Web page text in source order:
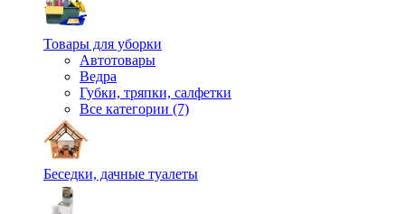
Товары для уборки
Автотовары
Ведра
Губки, тряпки, салфетки
Все категории (7)
Беседки, дачные туалеты